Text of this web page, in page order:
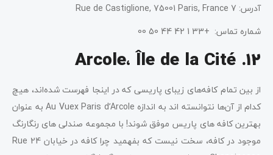
آدرس: 7 Rue de Castiglione, 75001 Paris, France
شماره تماس: +33 1 42 44 50 00
12. Arcole، Île de la Cité
از بین تمام کافه‌های زیبای پاریسی که در اینجا فهرست شده‌اند، هیچ
کدام از آن‌ها نتوانسته اند به اندازه Au Vuex Paris d’Arcole به عنوان
بهترین کافه های پاریس موفق شوند! با مجموعه صندلی های رنگارنگ
موجود در کافه، سخت نیست که بفهمید چرا کافه در خیابان 24 Rue